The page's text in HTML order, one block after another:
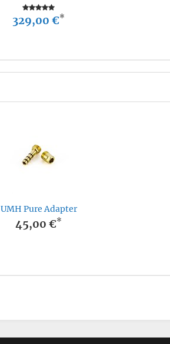
329,00 €*
UMH Pure Adapter
45,00 €*